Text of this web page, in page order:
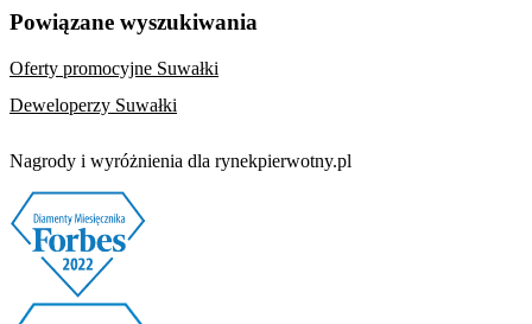
Powiązane wyszukiwania
Oferty promocyjne Suwałki
Deweloperzy Suwałki
Nagrody i wyróżnienia dla rynekpierwotny.pl